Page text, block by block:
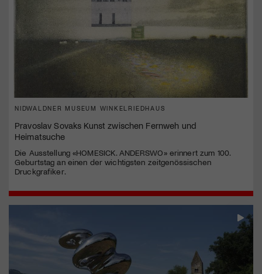
NIDWALDNER MUSEUM WINKELRIEDHAUS
Pravoslav Sovaks Kunst zwischen Fernweh und
Heimatsuche
Die Ausstellung «HOMESICK. ANDERSWO» erinnert zum 100.
Geburtstag an einen der wichtigsten zeitgenössischen
Druckgrafiker.